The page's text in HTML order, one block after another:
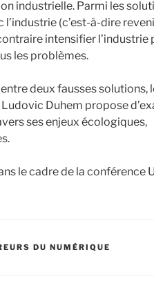
industrielle. Parmi les
(c’est-à-dire
intensifier l’industrie
les problèmes.
deux fausses solutions,
Duhem propose
ses enjeux écologiques,
le cadre de la conférence
DU NUMÉRIQUE